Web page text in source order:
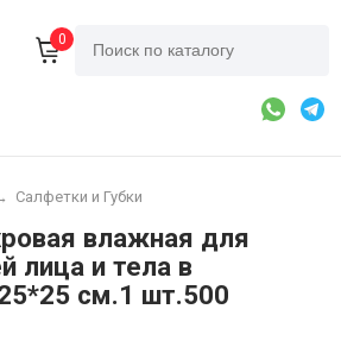
0
Салфетки и Губки
влажная для
лица и тела в
см.1 шт.500